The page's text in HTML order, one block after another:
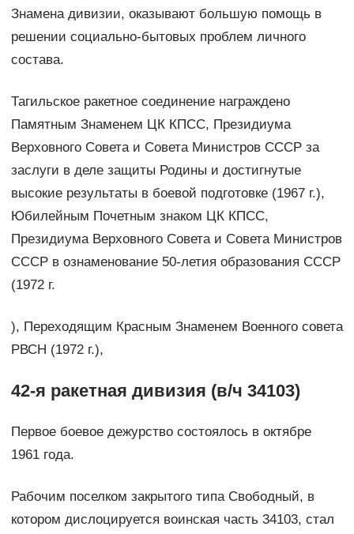
Знамена дивизии, оказывают большую помощь в
решении социально-бытовых проблем личного
состава.
Тагильское ракетное соединение награждено
Памятным Знаменем ЦК КПСС, Президиума
Верховного Совета и Совета Министров СССР за
заслуги в деле защиты Родины и достигнутые
высокие результаты в боевой подготовке (1967 г.),
Юбилейным Почетным знаком ЦК КПСС,
Президиума Верховного Совета и Совета Министров
СССР в ознаменование 50-летия образования СССР
(1972 г.
), Переходящим Красным Знаменем Военного совета
РВСН (1972 г.),
42-я ракетная дивизия (в/ч 34103)
Первое боевое дежурство состоялось в октябре
1961 года.
Рабочим поселком закрытого типа Свободный, в
котором дислоцируется воинская часть 34103, стал